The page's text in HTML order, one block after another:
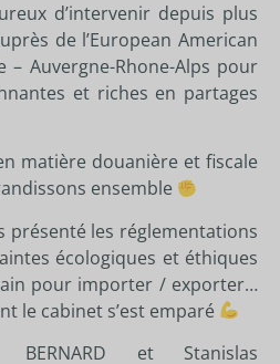
d’intervenir depuis plus
de l’European American
Auvergne-Rhone-Alps pour
et riches en partages
matière douanière et fiscale
ensemble
présenté les réglementations
écologiques et éthiques
pour importer / exporter…
le cabinet s’est emparé
BERNARD et Stanislas